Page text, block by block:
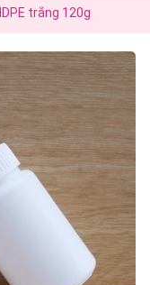
trắng 120g